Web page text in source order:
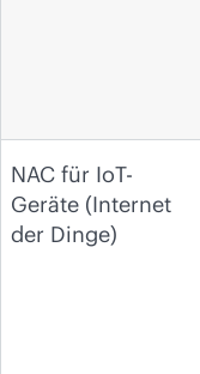
NAC für IoT-
Geräte (Internet
der Dinge)